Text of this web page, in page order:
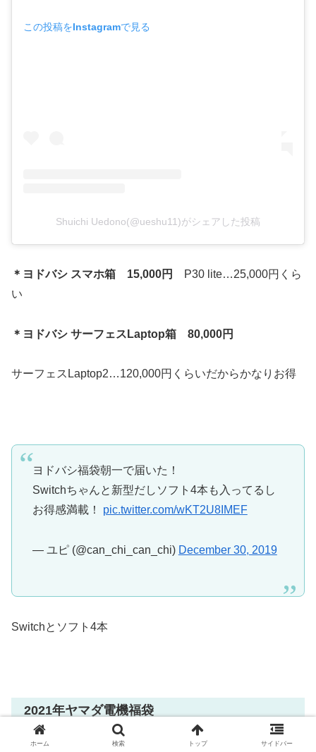
この投稿をInstagramで見る
Shuichi Uedono(@ueshu11)がシェアした投稿
＊ヨドバシ スマホ箱 15,000円
P30 lite…25,000円くら
い
＊ヨドバシ サーフェスLaptop箱 80,000円
サーフェスLaptop2…120,000円くらいだからかなりお得
ヨドバシ福袋朝一で届いた！
Switchちゃんと新型だしソフト4本も入ってるし
お得感満載！ pic.twitter.com/wKT2U8IMEF
— ユピ (@can_chi_can_chi) December 30, 2019
Switchとソフト4本
2021年ヤマダ電機福袋
ホーム 検索 トップ サイドバー